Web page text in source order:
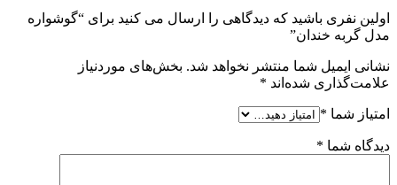
اولین نفری باشید که دیدگاهی را ارسال می کنید برای “گوشواره
مدل گربه خندان”
نشانی ایمیل شما منتشر نخواهد شد. بخش‌های موردنیاز
علامت‌گذاری شده‌اند *
امتیاز شما *
دیدگاه شما *